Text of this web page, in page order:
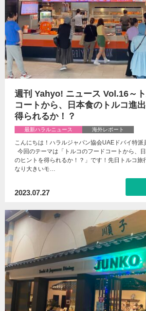
週刊 Yahyo! ニュース Vol.16～
コートから、日本食のトルコ進
得られるか！？
最新ハラルニュース 海外レポート
こんにちは！ハラルジャパン協会UAEドバイ特派
今回のテーマは「トルコのフードコートから、
のヒントを得られるか！？」です！先日トルコ旅
なり大きいモ…
2023.07.27